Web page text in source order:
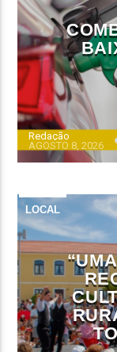
Redação
AGOSTO 8, 2026
LOCAL